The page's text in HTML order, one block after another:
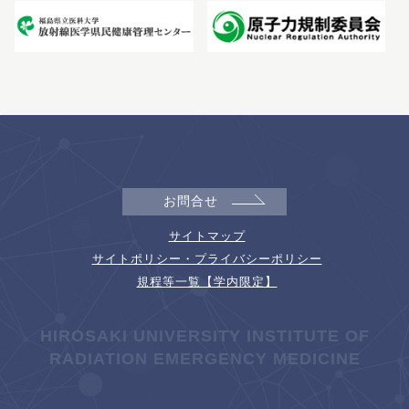
お問合せ
サイトマップ
サイトポリシー・プライバシーポリシー
規程等一覧【学内限定】
HIROSAKI UNIVERSITY INSTITUTE OF
RADIATION EMERGENCY MEDICINE